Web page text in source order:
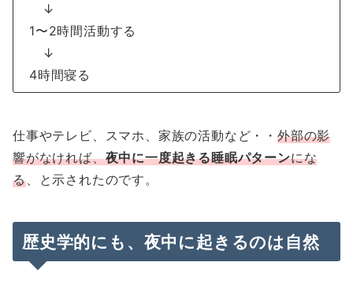
↓
1〜2時間活動する
↓
4時間寝る
仕事やテレビ、スマホ、家族の活動など・・ 外部の影
響がなければ、夜中に一度起きる睡眠パターンにな
る、と示されたのです。
歴史学的にも、夜中に起きるのは自然